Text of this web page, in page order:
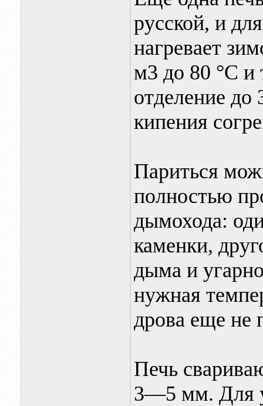
русской, и
нагревает
м3 до 80 °С и
отделение
кипения
Париться
полностью
дымохода:
каменки,
дыма и
нужная
дрова еще не
Печь
3—5 мм. Для